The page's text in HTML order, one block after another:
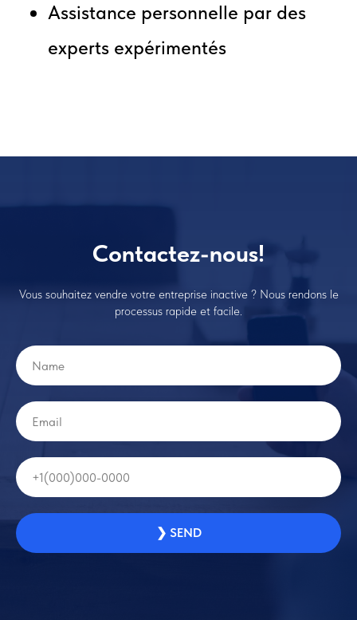
Assistance personnelle par des
experts expérimentés
Contactez-nous!
Vous souhaitez vendre votre entreprise inactive ? Nous rendons le
processus rapide et facile.
❯ SEND